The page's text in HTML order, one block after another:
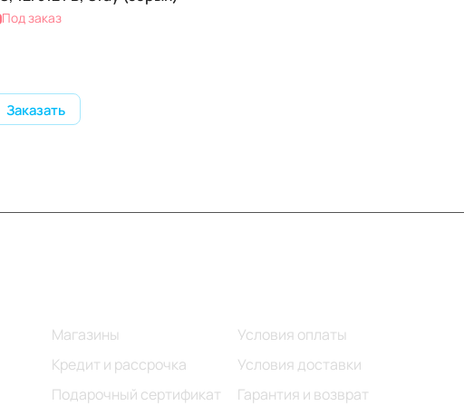
Под заказ
Заказать
Магазины
Кредит и рассрочка
Подарочный сертификат
Условия оплаты
Условия доставки
Гарантия и возврат